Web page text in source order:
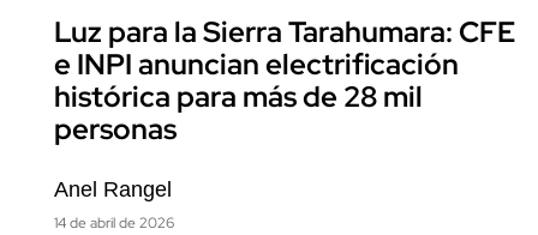
Luz para la Sierra Tarahumara: CFE
e INPI anuncian electrificación
histórica para más de 28 mil
personas
Anel Rangel
14 de abril de 2026